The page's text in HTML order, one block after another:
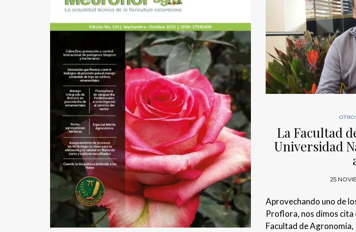
La Facultad
Universidad
25
Aprovechando uno de
Proflora, nos dimos cita
Facultad de Agronomía,